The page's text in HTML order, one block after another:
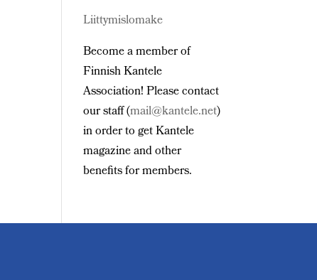
Liittymislomake
Become a member of
Finnish Kantele
Association! Please contact
our staff (mail@kantele.net)
in order to get Kantele
magazine and other
benefits for members.